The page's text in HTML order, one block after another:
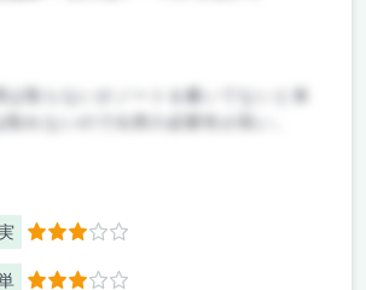
は取らないがノートを書いてないと単
3
3